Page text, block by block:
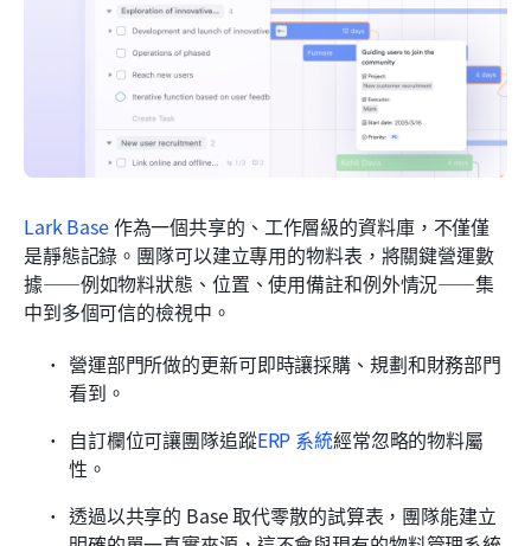
Lark Base 作為一個共享的、工作層級的資料庫，不僅僅
是靜態記錄。團隊可以建立專用的物料表，將關鍵營運數
據——例如物料狀態、位置、使用備註和例外情況——集
中到多個可信的檢視中。
營運部門所做的更新可即時讓採購、規劃和財務部門
看到。
自訂欄位可讓團隊追蹤ERP 系統經常忽略的物料屬
性。
透過以共享的 Base 取代零散的試算表，團隊能建立